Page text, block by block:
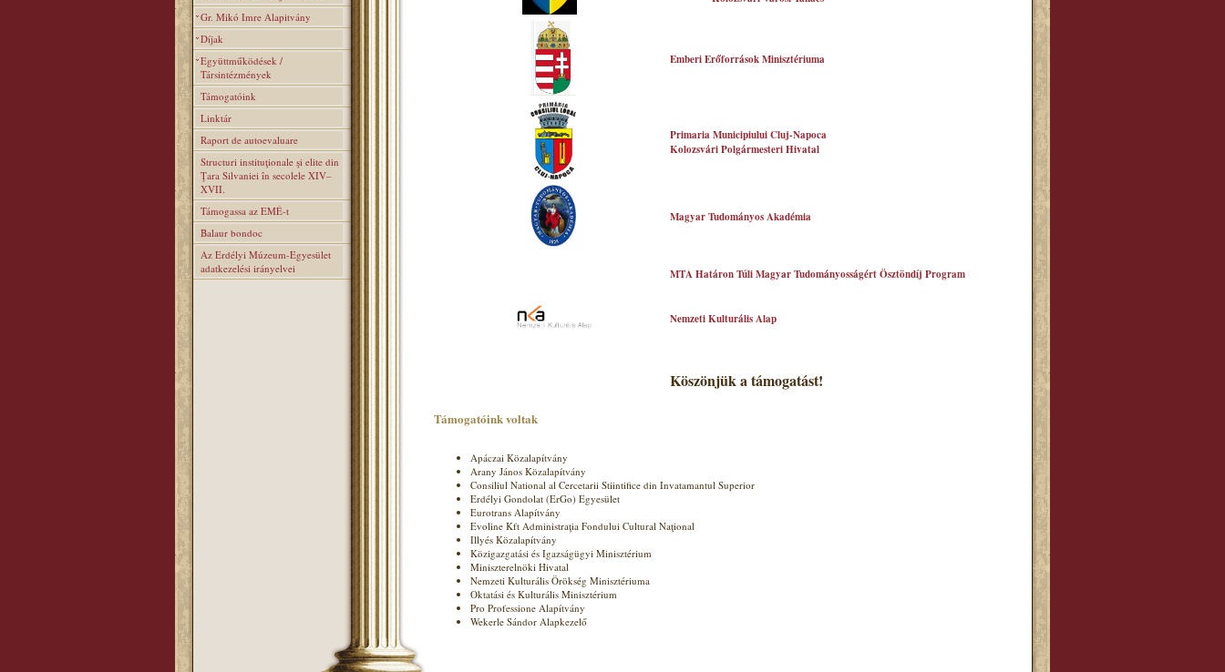
Gr. Mikó Imre Alapitvány
Díjak
Együttműködések /
Társintézmények
Támogatóink
Linktár
Raport de autoevaluare
Structuri instituţionale şi elite din
Ţara Silvaniei în secolele XIV–
XVII.
Támogassa az EMÉ-t
Balaur bondoc
Az Erdélyi Múzeum-Egyesület
adatkezelési irányelvei
Emberi Erőforrások Minisztériuma
Primaria Municipiului Cluj-Napoca
Kolozsvári Polgármesteri Hivatal
Magyar Tudományos Akadémia
MTA Határon Túli Magyar Tudományosságért Ösztöndíj Program
Nemzeti Kulturális Alap
Köszönjük a támogatást!
Támogatóink voltak
Apáczai Közalapítvány
Arany János Közalapítvány
Consiliul National al Cercetarii Stiintifice din Invatamantul Superior
Erdélyi Gondolat (ErGo) Egyesület
Eurotrans Alapítvány
Evoline Kft Administraţia Fondului Cultural Naţional
Illyés Közalapítvány
Közigazgatási és Igazságügyi Minisztérium
Miniszterelnöki Hivatal
Nemzeti Kulturális Örökség Minisztériuma
Oktatási és Kulturális Minisztérium
Pro Professione Alapítvány
Wekerle Sándor Alapkezelő